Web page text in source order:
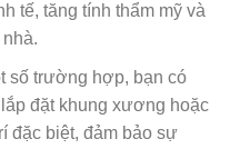
tế, tăng tính thẩm mỹ và
số trường hợp, bạn có
đặt khung xương hoặc
đặc biệt, đảm bảo sự